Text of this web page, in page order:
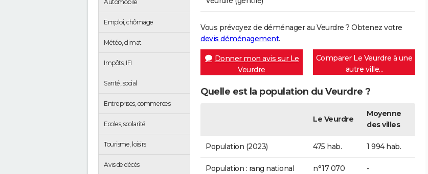
Automobile
Emploi, chômage
Météo, climat
Impôts, IFI
Santé, social
Entreprises, commerces
Ecoles, scolarité
Tourisme, loisirs
Avis de décès
Vous prévoyez de déménager au Veurdre ? Obtenez votre
devis déménagement.
Donner mon avis sur Le
Veurdre
Comparer Le Veurdre à une
autre ville...
Quelle est la population du Veurdre ?
Le Veurdre
Moyenne
des villes
Population (2023) 475 hab. 1 994 hab.
Population : rang national
n°17 070 -